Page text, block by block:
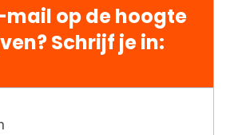
mail op de hoogte
Schrijf je in: